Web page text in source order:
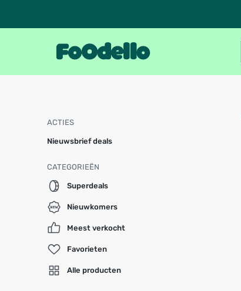
ACTIES
Nieuwsbrief deals
CATEGORIEËN
Superdeals
Nieuwkomers
Meest verkocht
Favorieten
Alle producten